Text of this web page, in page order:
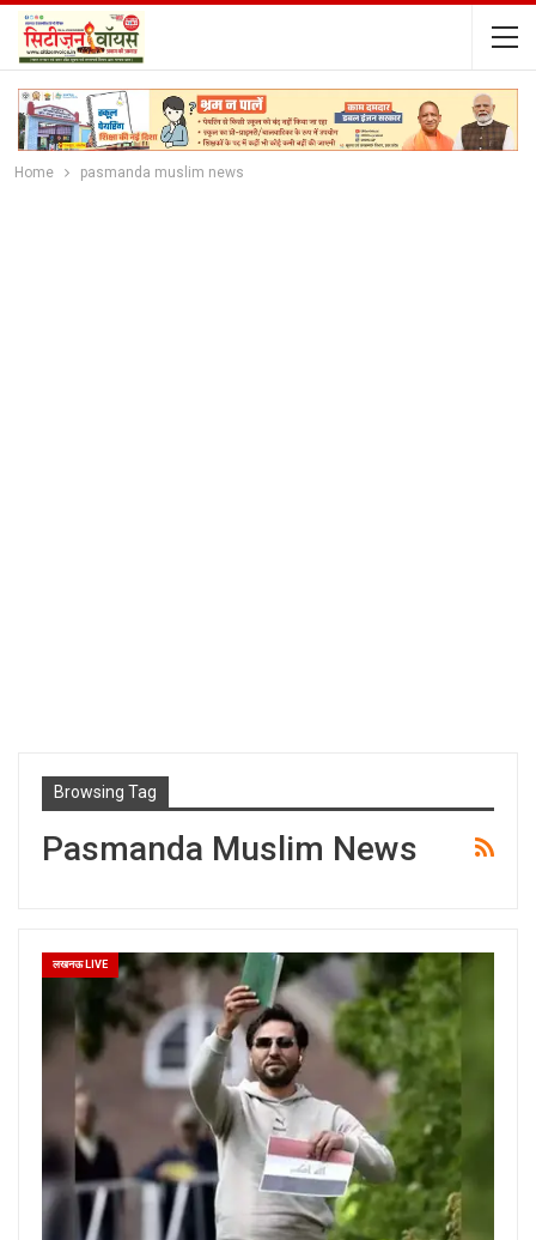
Home pasmanda muslim news
Browsing Tag
Pasmanda Muslim News
लखनऊ LIVE